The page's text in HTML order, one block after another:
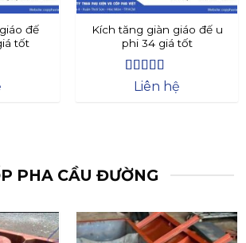
đế
tốt
Kích tăng giàn giáo đế u
phi 34 giá tốt
Được xếp
5
Liên hệ
PHA CẦU ĐƯỜNG